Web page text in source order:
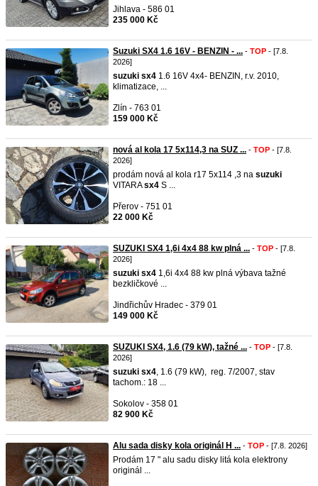
Jihlava - 586 01
235 000 Kč
Suzuki SX4 1.6 16V - BENZIN - ... - TOP - [7.8.
2026]
suzuki sx4 1.6 16V 4x4- BENZIN, r.v. 2010,
klimatizace, ...
Zlín - 763 01
159 000 Kč
nová al kola 17 5x114,3 na SUZ ... - TOP - [7.8.
2026]
prodám nová al kola r17 5x114 ,3 na suzuki
VITARAsx4 S ...
Přerov - 751 01
22 000 Kč
SUZUKI SX4 1,6i 4x4 88 kw plná ... - TOP - [7.8.
2026]
suzuki sx4 1,6i 4x4 88 kw plná výbava tažné
bezkličkové ...
Jindřichův Hradec - 379 01
149 000 Kč
SUZUKI SX4, 1.6 (79 kW), tažné ... - TOP - [7.8.
2026]
suzuki sx4, 1.6 (79 kW), reg. 7/2007, stav
tachom.: 18 ...
Sokolov - 358 01
82 900 Kč
Alu sada disky kola originál H ... - TOP - [7.8. 2026]
Prodám 17 " alu sadu disky litá kola elektrony
originál ...